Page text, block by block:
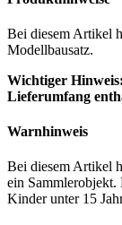
Bei diesem Artikel
Modellbausatz.
Wichtiger
Lieferumfang
Warnhinweis
Bei diesem Artikel
ein Sammlerobjekt.
Kinder unter 15